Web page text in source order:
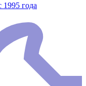
1995 года